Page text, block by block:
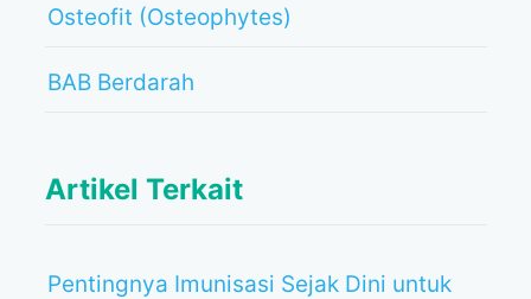
Osteofit (Osteophytes)
BAB Berdarah
Artikel Terkait
Pentingnya Imunisasi Sejak Dini untuk